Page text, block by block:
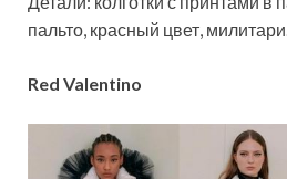
пальто, красный цвет,
Red Valentino